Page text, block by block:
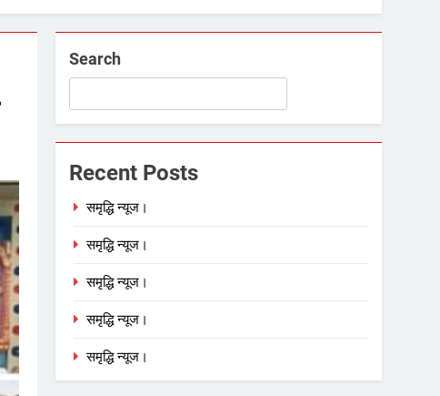
Search
Recent Posts
समृद्धि न्यूज।
समृद्धि न्यूज।
समृद्धि न्यूज।
समृद्धि न्यूज।
समृद्धि न्यूज।